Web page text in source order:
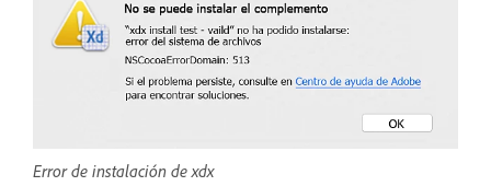
Error de instalación de xdx